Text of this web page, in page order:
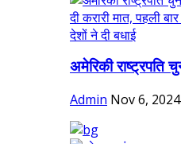
अमेरिकी राष्ट्रपति
Admin Nov 6, 2024